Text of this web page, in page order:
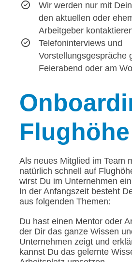
Wir werden nur mit
den aktuellen oder
Arbeitgeber
Telefoninterviews und
Vorstellungsgespräche
Feierabend oder am
Flughöhe
Als neues Mitglied im Team
natürlich schnell auf
wirst Du im Unternehmen
In der Anfangszeit besteht
aus folgenden Themen:
Du hast einen Mentor oder
der Dir das ganze Wissen
Unternehmen zeigt und
kannst Du das gelernte